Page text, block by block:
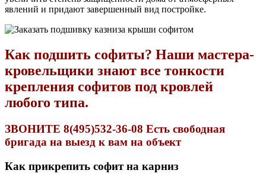
явлений и придают завершенный вид постройке.
Как подшить софиты? Наши мастера-
кровельщики знают все тонкости
крепления софитов под кровлей
любого типа.
ЗВОНИТЕ 8(495)532-36-08 Есть свободная
бригада на выезд к вам на объект
Как прикрепить софит на карниз